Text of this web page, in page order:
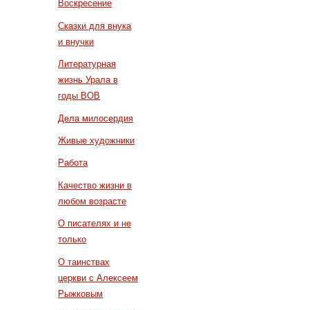
Воскресение
Сказки для внука
и внучки
Литературная
жизнь Урала в
годы ВОВ
Дела милосердия
Живые художники
Работа
Качество жизни в
любом возрасте
О писателях и не
только
О таинствах
церкви с Алексеем
Рыжковым